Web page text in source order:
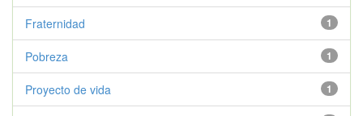
1
Fraternidad
1
Pobreza
1
Proyecto de vida